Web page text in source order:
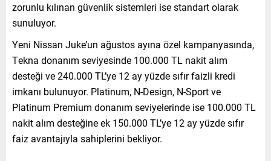
zorunlu kılınan güvenlik sistemleri ise standart olarak
sunuluyor.
Yeni Nissan Juke’un ağustos ayına özel kampanyasında,
Tekna donanım seviyesinde 100.000 TL nakit alım
desteği ve 240.000 TL’ye 12 ay yüzde sıfır faizli kredi
imkanı bulunuyor. Platinum, N-Design, N-Sport ve
Platinum Premium donanım seviyelerinde ise 100.000 TL
nakit alım desteğine ek 150.000 TL’ye 12 ay yüzde sıfır
faiz avantajıyla sahiplerini bekliyor.